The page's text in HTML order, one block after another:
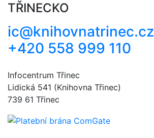
TŘINECKO
ic@knihovnatrinec.cz
+420 558 999 110
Infocentrum Třinec
Lidická 541 (Knihovna Třinec)
739 61 Třinec